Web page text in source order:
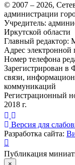
© 2007 – 2026,
администрации
Учредитель:
Иркутской области
Главный редактор:
Адрес электронной
Номер телефона
Зарегистрирован в
связи,
коммуникаций
Регистрационный
2018 г.
Версия для
Разработка сайта:
Публикация